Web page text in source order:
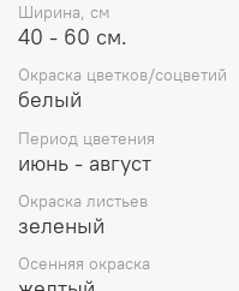
Ширина, см
40 - 60 см.
Окраска цветков/соцветий
белый
Период цветения
июнь - август
Окраска листьев
зеленый
Осенняя окраска